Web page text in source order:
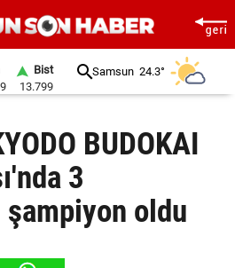
Bist
13.799
Samsun 24.3°
BUDOKAI
3
oldu